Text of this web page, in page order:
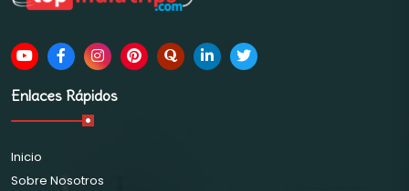
Enlaces Rápidos
Inicio
Sobre Nosotros